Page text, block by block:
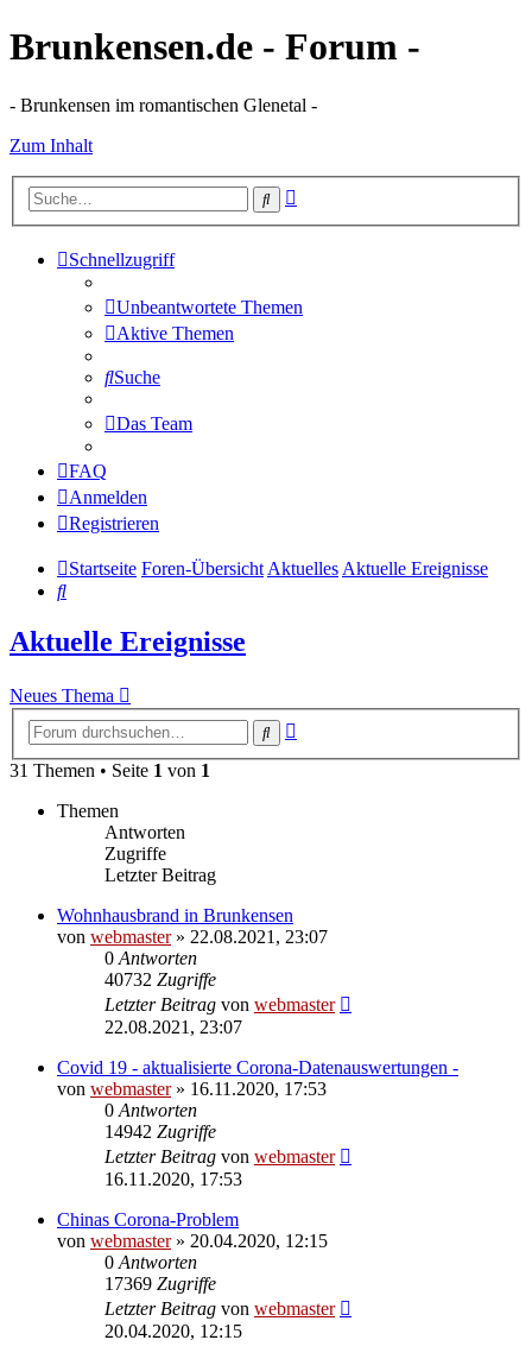
Brunkensen.de - Forum -
- Brunkensen im romantischen Glenetal -
Zum Inhalt
Suche
Schnellzugriff
Unbeantwortete Themen
Aktive Themen
Suche
Das Team
FAQ
Anmelden
Registrieren
Startseite Foren-ÜbersichtAktuellesAktuelle Ereignisse
Suche
Aktuelle Ereignisse
Neues Thema
Suche
31 Themen • Seite 1 von 1
Themen
Antworten
Zugriffe
Letzter Beitrag
Wohnhausbrand in Brunkensen
von webmaster» 22.08.2021, 23:07
0 Antworten
40732 Zugriffe
Letzter Beitrag von webmaster
22.08.2021, 23:07
Covid 19 - aktualisierte Corona-Datenauswertungen -
von webmaster» 16.11.2020, 17:53
0 Antworten
14942 Zugriffe
Letzter Beitrag von webmaster
16.11.2020, 17:53
Chinas Corona-Problem
von webmaster» 20.04.2020, 12:15
0 Antworten
17369 Zugriffe
Letzter Beitrag von webmaster
20.04.2020, 12:15